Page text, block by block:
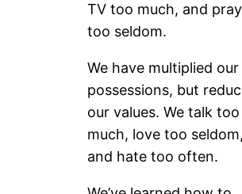
TV too much, and pray
too seldom.
We have multiplied our
possessions, but
our values. We talk too
much, love too seldom,
and hate too often.